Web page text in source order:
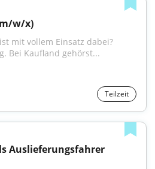
w/x)
mit vollem Einsatz dabei?
Bei Kaufland gehörst...
Teilzeit
Auslieferungsfahrer